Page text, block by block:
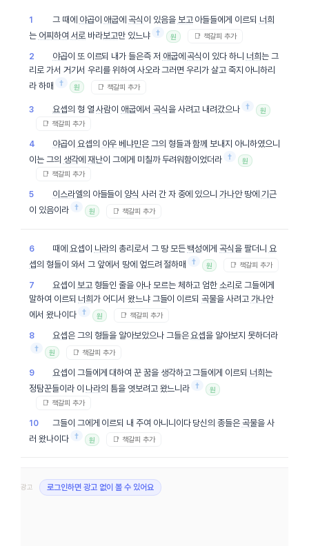
1 그 때에 야곱이 애굽에곡식 이 있음을 보고아들들에게 이르되 너희
는 어찌하여 서로 바라보고만 있느냐 † 원 📑 책갈피 추가
2 야곱이 또 이르되 내가 들은즉 저 애굽에곡식 이 있다 하니 너희 는 그
리로 가서 거기서 우리를 위하여 사오라 그러면 우리가 살고 죽지 아니하리
라 하매
† 원 📑 책갈피 추가
3 요셉의 형 열사람이 애굽에서 곡식을 사려고 내려갔으나 † 원
📑 책갈피 추가
4 야곱이 요셉의 아우 베냐민은 그의 형들과함께 보내지 아니하였으니
이는 그의 생각에재난이 그에게 미칠까 두려워함이었더라 † 원
📑 책갈피 추가
5 이스라엘의 아들들이 양식 사러 간 자 중에 있으니가나안땅에 기근
이 있음이라 † 원 📑 책갈피 추가
6 때에 요셉이 나라의 총리로서 그 땅 모든 백성에게곡식을 팔더니 요
셉의 형들이 와서 그 앞에서 땅에 엎드려 절하매 † 원 📑 책갈피 추가
7 요셉이 보고 형들인 줄을 아나모르는 체하고 엄한 소리 로 그들에게
말하여 이르되 너희가 어디서 왔느냐 그들이 이르되곡물을 사려고 가나안
에서 왔나이다 † 원 📑 책갈피 추가
8 요셉은 그의 형들을 알아보았으나 그들은요셉을 알아보지 못하더라
†
원 📑 책갈피 추가
9 요셉이 그들에게 대하여 꾼 꿈을 생각하고 그들에게 이르되 너희는
정탐꾼들이라 이 나라의 틈을 엿보려고 왔느니라 † 원
📑 책갈피 추가
10 그들이 그에게 이르되 내 주여 아니니이다 당신의 종들은 곡물을 사
러 왔나이다 † 원 📑 책갈피 추가
광고 로그인하면 광고 없이 볼 수 있어요